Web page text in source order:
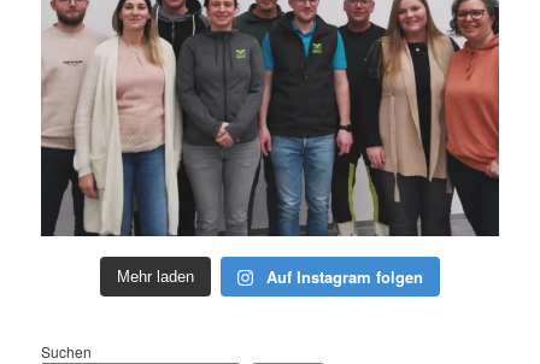
Mehr laden Auf Instagram folgen
Suchen